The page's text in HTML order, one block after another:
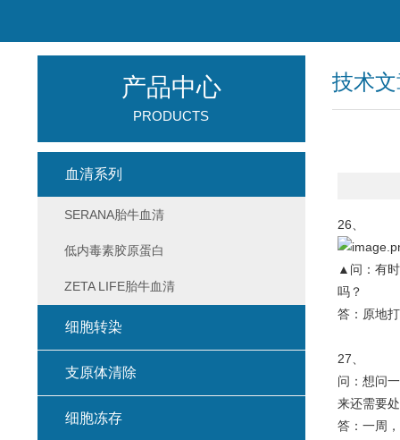
技术
26、
▲问：有
吗？
答：原地
27、
问：想问
来还需要
答：一周
产品中心
PRODUCTS
血清系列
SERANA胎牛血清
低内毒素胶原蛋白
ZETA LIFE胎牛血清
细胞转染
支原体清除
细胞冻存